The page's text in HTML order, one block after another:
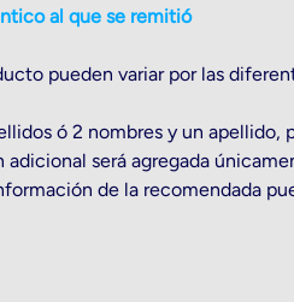
al que se remitió
pueden variar por las
ó 2 nombres y un apellido,
será agregada
de la recomendada